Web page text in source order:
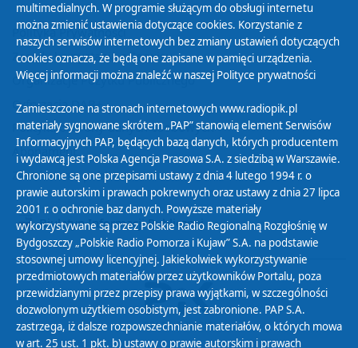
Polityka Prywatności
Zasady korzystania z Serwisu
Organizacje Pożytku Publicznego
Cyfryzacja DAB+
Polityka ochrony danych osobowych
Abonament
Zamówienia publiczne
Biuletyn Informacji Publicznej
multimedialnych. W programie służącym do obsługi internetu
można zmienić ustawienia dotyczące cookies. Korzystanie z
naszych serwisów internetowych bez zmiany ustawień dotyczących
cookies oznacza, że będą one zapisane w pamięci urządzenia.
Więcej informacji można znaleźć w naszej Polityce prywatności
Zamieszczone na stronach internetowych www.radiopik.pl
materiały sygnowane skrótem „PAP” stanowią element Serwisów
Informacyjnych PAP, będących bazą danych, których producentem
i wydawcą jest Polska Agencja Prasowa S.A. z siedzibą w Warszawie.
Chronione są one przepisami ustawy z dnia 4 lutego 1994 r. o
prawie autorskim i prawach pokrewnych oraz ustawy z dnia 27 lipca
2001 r. o ochronie baz danych. Powyższe materiały
wykorzystywane są przez Polskie Radio Regionalną Rozgłośnię w
Bydgoszczy „Polskie Radio Pomorza i Kujaw” S.A. na podstawie
stosownej umowy licencyjnej. Jakiekolwiek wykorzystywanie
przedmiotowych materiałów przez użytkowników Portalu, poza
przewidzianymi przez przepisy prawa wyjątkami, w szczególności
dozwolonym użytkiem osobistym, jest zabronione. PAP S.A.
zastrzega, iż dalsze rozpowszechnianie materiałów, o których mowa
w art. 25 ust. 1 pkt. b) ustawy o prawie autorskim i prawach